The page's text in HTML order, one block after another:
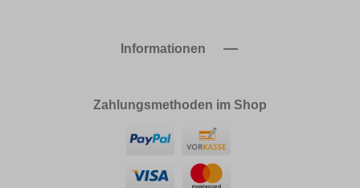
Informationen
Zahlungsmethoden im Shop